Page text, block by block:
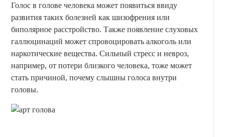
Голос в голове человека может появиться ввиду
развития таких болезней как шизофрения или
биполярное расстройство. Также появление слуховых
галлюцинаций может спровоцировать алкоголь или
наркотические вещества. Сильный стресс и невроз,
например, от потери близкого человека, тоже может
стать причиной, почему слышны голоса внутри
головы.